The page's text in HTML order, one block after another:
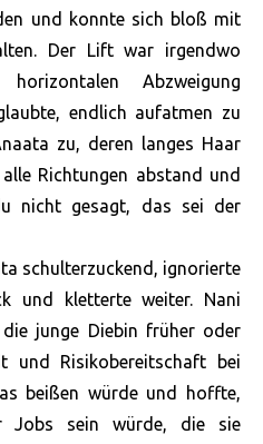
und konnte sich bloß mit
Der Lift war irgendwo
Abzweigung
endlich aufatmen zu
zu, deren langes Haar
Richtungen abstand und
nicht gesagt, das sei der
schulterzuckend, ignorierte
und kletterte weiter. Nani
junge Diebin früher oder
und Risikobereitschaft bei
beißen würde und hoffte,
Jobs sein würde, die sie